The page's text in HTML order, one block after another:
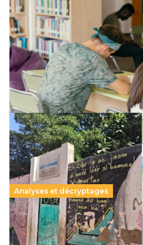
Supérieur privé : une
promesse républicaine
11 juillet 2026-
Le projet de loi sur la régulation
supérieur privé met en lumière
qui relègue l’acte pédagogique
Lire la suite →
Analyses et décryptages
258 millions d’enfants
chocs climatiques et des